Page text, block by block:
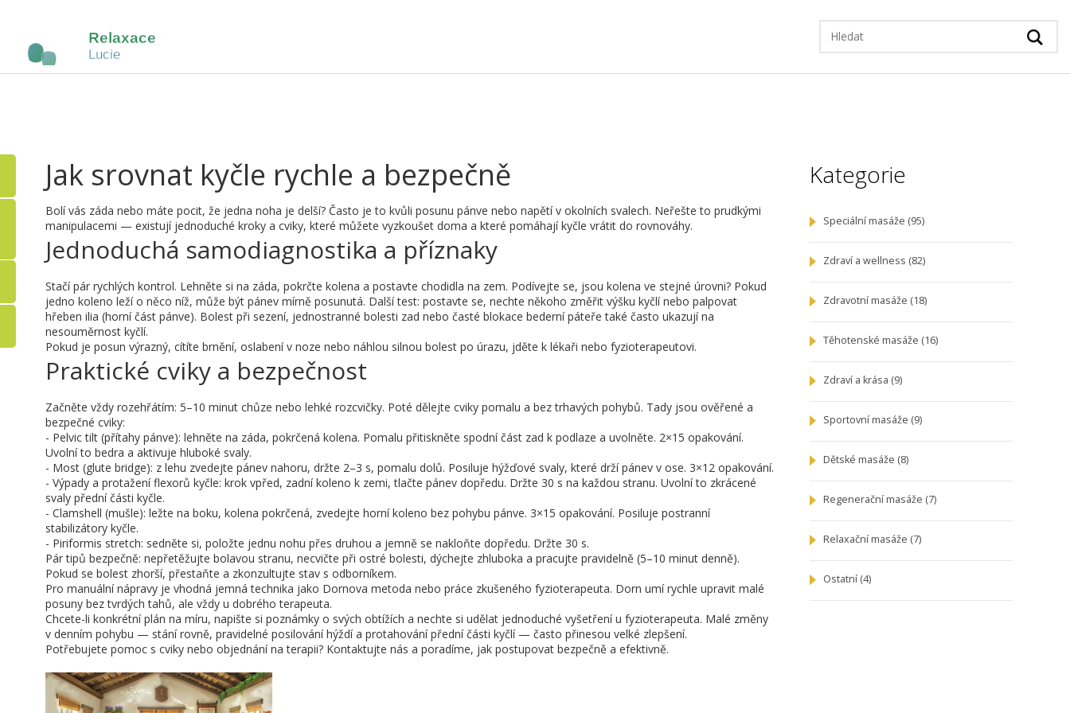
Jak srovnat kyčle rychle a bezpečně
Bolí vás záda nebo máte pocit, že jedna noha je delší? Často je to kvůli posunu pánve nebo napětí v okolních svalech. Neřešte to prudkými
manipulacemi — existují jednoduché kroky a cviky, které můžete vyzkoušet doma a které pomáhají kyčle vrátit do rovnováhy.
Jednoduchá samodiagnostika a příznaky
Stačí pár rychlých kontrol. Lehněte si na záda, pokrčte kolena a postavte chodidla na zem. Podívejte se, jsou kolena ve stejné úrovni? Pokud
jedno koleno leží o něco níž, může být pánev mírně posunutá. Další test: postavte se, nechte někoho změřit výšku kyčlí nebo palpovat
hřeben ilia (horní část pánve). Bolest při sezení, jednostranné bolesti zad nebo časté blokace bederní páteře také často ukazují na
nesouměrnost kyčlí.
Pokud je posun výrazný, cítíte brnění, oslabení v noze nebo náhlou silnou bolest po úrazu, jděte k lékaři nebo fyzioterapeutovi.
Praktické cviky a bezpečnost
Začněte vždy rozehřátím: 5–10 minut chůze nebo lehké rozcvičky. Poté dělejte cviky pomalu a bez trhavých pohybů. Tady jsou ověřené a
bezpečné cviky:
- Pelvic tilt (přítahy pánve): lehněte na záda, pokrčená kolena. Pomalu přitiskněte spodní část zad k podlaze a uvolněte. 2×15 opakování.
Uvolní to bedra a aktivuje hluboké svaly.
- Most (glute bridge): z lehu zvedejte pánev nahoru, držte 2–3 s, pomalu dolů. Posiluje hýžďové svaly, které drží pánev v ose. 3×12 opakování.
- Výpady a protažení flexorů kyčle: krok vpřed, zadní koleno k zemi, tlačte pánev dopředu. Držte 30 s na každou stranu. Uvolní to zkrácené
svaly přední části kyčle.
- Clamshell (mušle): ležte na boku, kolena pokrčená, zvedejte horní koleno bez pohybu pánve. 3×15 opakování. Posiluje postranní
stabilizátory kyčle.
- Piriformis stretch: sedněte si, položte jednu nohu přes druhou a jemně se nakloňte dopředu. Držte 30 s.
Pár tipů bezpečně: nepřetěžujte bolavou stranu, necvičte při ostré bolesti, dýchejte zhluboka a pracujte pravidelně (5–10 minut denně).
Pokud se bolest zhorší, přestaňte a zkonzultujte stav s odborníkem.
Pro manuální nápravy je vhodná jemná technika jako Dornova metoda nebo práce zkušeného fyzioterapeuta. Dorn umí rychle upravit malé
posuny bez tvrdých tahů, ale vždy u dobrého terapeuta.
Chcete-li konkrétní plán na míru, napište si poznámky o svých obtížích a nechte si udělat jednoduché vyšetření u fyzioterapeuta. Malé změny
v denním pohybu — stání rovně, pravidelné posilování hýždí a protahování přední části kyčlí — často přinesou velké zlepšení.
Potřebujete pomoc s cviky nebo objednání na terapii? Kontaktujte nás a poradíme, jak postupovat bezpečně a efektivně.
Kategorie
Speciální masáže (95)
Zdraví a wellness (82)
Zdravotní masáže (18)
Těhotenské masáže (16)
Zdraví a krása (9)
Sportovní masáže (9)
Dětské masáže (8)
Regenerační masáže (7)
Relaxační masáže (7)
Ostatní (4)